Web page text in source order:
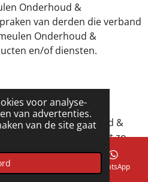
voor analyse-
van advertenties.
van de site gaat
Onderhoud &
van derden die verband
Onderhoud &
en/of diensten.
Vermeulen Onderhoud &
of verleende dienst zo
op eventuele
WhatsApp